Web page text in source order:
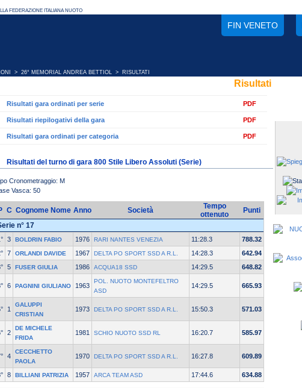
FIN VENETO
> 26° MEMORIAL ANDREA BETTIOL > RISULTATI
Risultati
Risultati gara ordinati per serie PDF
Risultati riepilogativi della gara PDF
Risultati gara ordinati per categoria PDF
Risultati del turno di gara 800 Stile Libero Assoluti (Serie)
Cronometraggio: M
Vasca: 50
C Cognome Nome Anno Società
Tempo
ottenuto
Punti
n° 17
3 BOLDRIN FABIO 1976 RARI NANTES VENEZIA 11:28.3
788.32
7 ORLANDI DAVIDE 1967 DELTA PO SPORT SSD A R.L. 14:28.3
642.94
5 FUSER GIULIA 1986 ACQUA18 SSD 14:29.5 648.82
6 PAGNINI GIULIANO 1963
POL. NUOTO MONTEFELTRO
ASD
14:29.5 665.93
1
GALUPPI
CRISTIAN
1973 DELTA PO SPORT SSD A R.L. 15:50.3 571.03
2
DE MICHELE
FRIDA
1981 SCHIO NUOTO SSD RL 16:20.7 585.97
4
CECCHETTO
PAOLA
1970 DELTA PO SPORT SSD A R.L. 16:27.8 609.89
8 BILLIANI PATRIZIA 1957 ARCA TEAM ASD 17:44.6 634.88